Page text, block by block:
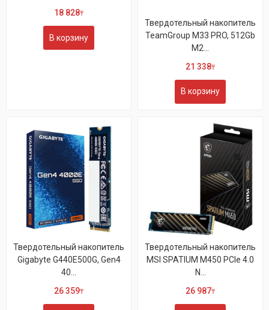
18 828₸
В корзину
Твердотельный накопитель
TeamGroup M33 PRO, 512Gb
M2...
21 338₸
В корзину
Твердотельный накопитель
Gigabyte G440E500G, Gen4
40...
26 359₸
Твердотельный накопитель
MSI SPATIUM M450 PCIe 4.0
N...
26 987₸